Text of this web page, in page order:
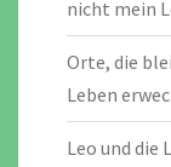
nicht mein
Orte, die
Leben
Leo und die